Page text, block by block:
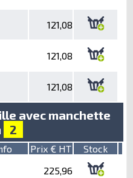
121,08
121,08
121,08
avec manchette
2
Prix € HT
Stock
225,96